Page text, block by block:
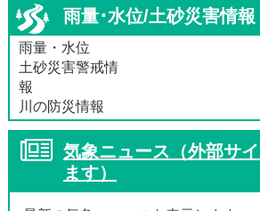
雨量･水位/土砂災害情報
雨量・水位
土砂災害警戒情
報
川の防災情報
気象ニュース（外部サ
ます）